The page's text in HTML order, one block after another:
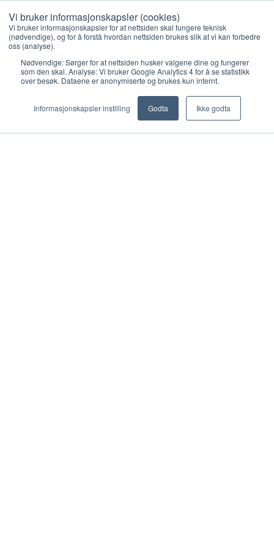
Vi bruker informasjonskapsler (cookies)
Vi bruker informasjonskapsler for at nettsiden skal fungere teknisk
(nødvendige), og for å forstå hvordan nettsiden brukes slik at vi kan forbedre
oss (analyse).
Nødvendige: Sørger for at nettsiden husker valgene dine og fungerer
som den skal. Analyse: Vi bruker Google Analytics 4 for å se statistikk
over besøk. Dataene er anonymiserte og brukes kun internt.
Informasjonskapsler instilling Godta Ikke godta
Topic